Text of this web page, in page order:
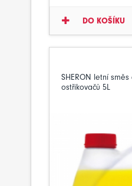
DO KOŠÍKU
SHERON letní směs
ostřikovačů 5L